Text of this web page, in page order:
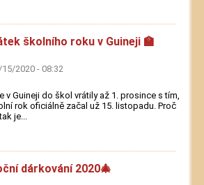
školního roku v Guineji 🏫
15/2020 - 08:32
v Guineji do škol vrátily až 1. prosince s tím,
rok oficiálně začal už 15. listopadu. Proč
je...
dárkování 2020🎄